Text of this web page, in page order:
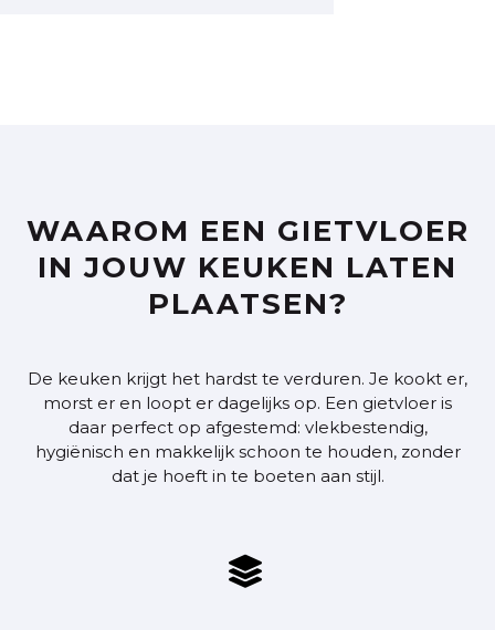
WAAROM EEN GIETVLOER
IN JOUW KEUKEN LATEN
PLAATSEN?
De keuken krijgt het hardst te verduren. Je kookt er,
morst er en loopt er dagelijks op. Een gietvloer is
daar perfect op afgestemd: vlekbestendig,
hygiënisch en makkelijk schoon te houden, zonder
dat je hoeft in te boeten aan stijl.
